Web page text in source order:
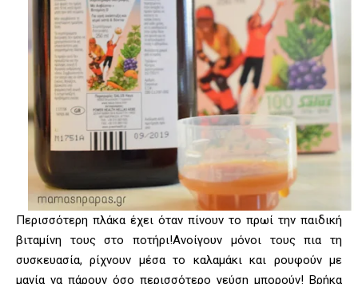
Περισσότερη πλάκα έχει όταν πίνουν το πρωί την παιδική
βιταμίνη τους στο ποτήρι!Ανοίγουν μόνοι τους πια τη
συσκευασία, ρίχνουν μέσα το καλαμάκι και ρουφούν με
μανία να πάρουν όσο περισσότερο γεύση μπορούν! Βρήκα